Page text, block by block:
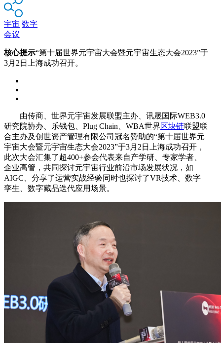
宇宙 数字
会议
核心提示“第十届世界元宇宙大会暨元宇宙生态大会2023”于
3月2日上海成功召开。
由传商、世界元宇宙发展联盟主办、讯晟国际WEB3.0
研究院协办、乐钱包、Plug Chain、WBA世界区块链联盟联
合主办及创世资产管理有限公司冠名赞助的“第十届世界元
宇宙大会暨元宇宙生态大会2023”于3月2日上海成功召开，
此次大会汇集了超400+参会代表来自产学研、专家学者、
企业高管，共同探讨元宇宙行业前沿市场发展状况，如
AIGC、分享了运营实战经验同时也探讨了VR技术、数字
孪生、数字藏品迭代应用场景。